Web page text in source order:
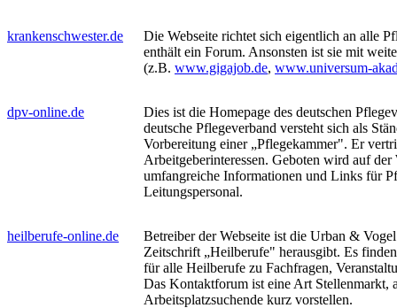
krankenschwester.de
Die Webseite richtet sich eigentlich an alle
enthält ein Forum. Ansonsten ist sie mit
(z.B. www.gigajob.de, www.universum-
dpv-online.de
Dies ist die Homepage des deutschen
deutsche Pflegeverband versteht sich als
Vorbereitung einer „Pflegekammer". Er
Arbeitgeberinteressen. Geboten wird auf der
umfangreiche Informationen und Links für
Leitungspersonal.
heilberufe-online.de
Betreiber der Webseite ist die Urban &
Zeitschrift „Heilberufe" herausgibt. Es
für alle Heilberufe zu Fachfragen,
Das Kontaktforum ist eine Art Stellenmarkt,
Arbeitsplatzsuchende kurz vorstellen.